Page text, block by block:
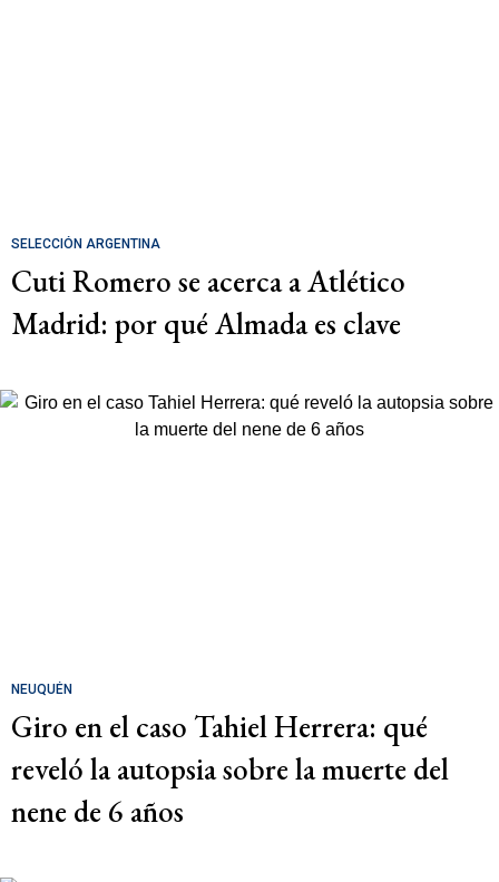
SELECCIÓN ARGENTINA
Cuti Romero se acerca a Atlético
Madrid: por qué Almada es clave
NEUQUÉN
Giro en el caso Tahiel Herrera: qué
reveló la autopsia sobre la muerte del
nene de 6 años